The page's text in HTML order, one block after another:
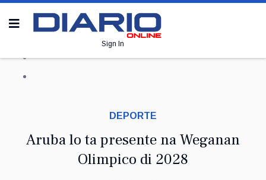
Sign In
DEPORTE
Aruba lo ta presente na Weganan
Olimpico di 2028